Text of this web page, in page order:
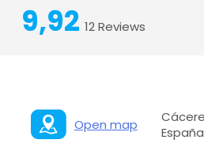
9,92 12 Reviews
Open map
España